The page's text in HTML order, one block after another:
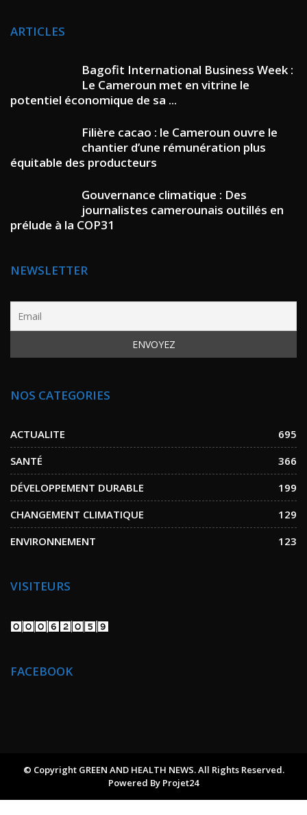
ARTICLES
Bagofit International Business Week :
Le Cameroun met en vitrine le
potentiel économique de sa ...
Filière cacao : le Cameroun ouvre le
chantier d’une rémunération plus
équitable des producteurs
Gouvernance climatique : Des
journalistes camerounais outillés en
prélude à la COP31
NEWSLETTER
NOS CATEGORIES
ACTUALITE
695
SANTÉ
366
DÉVELOPPEMENT DURABLE
199
CHANGEMENT CLIMATIQUE
129
ENVIRONNEMENT
123
VISITEURS
FACEBOOK
© Copyright GREEN AND HEALTH NEWS. All Rights Reserved.
Powered By Projet24